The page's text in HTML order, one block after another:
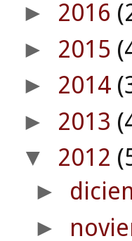
► 2016
► 2015
► 2014
► 2013
▼ 2012
►
►